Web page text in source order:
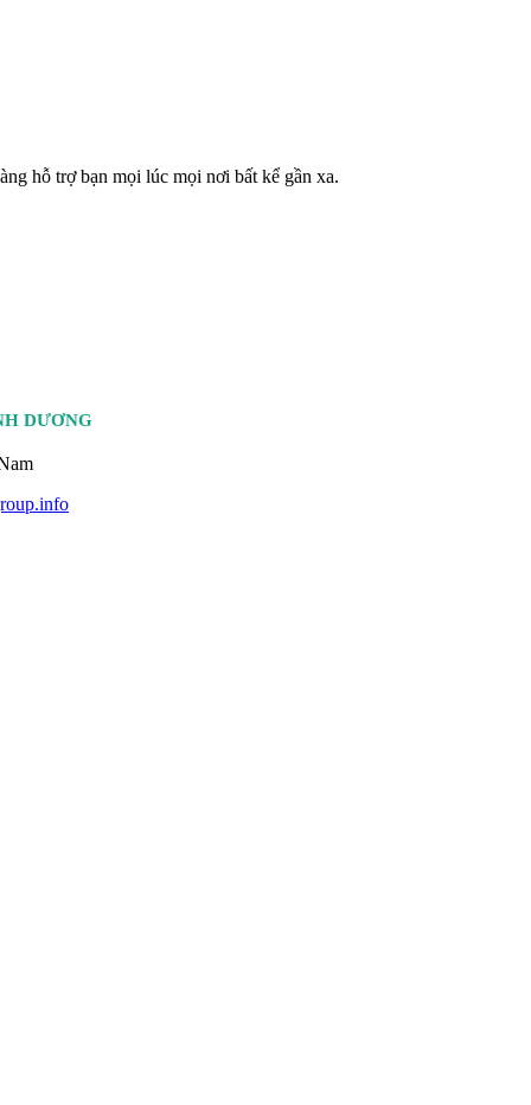
hỗ trợ bạn mọi lúc mọi nơi bất kể gần xa.
DƯƠNG